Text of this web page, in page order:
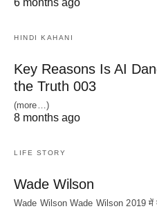
6 months ago
HINDI KAHANI
Key Reasons Is AI
the Truth 003
(more…)
8 months ago
LIFE STORY
Wade Wilson
Wade Wilson Wade Wilson 2019 में